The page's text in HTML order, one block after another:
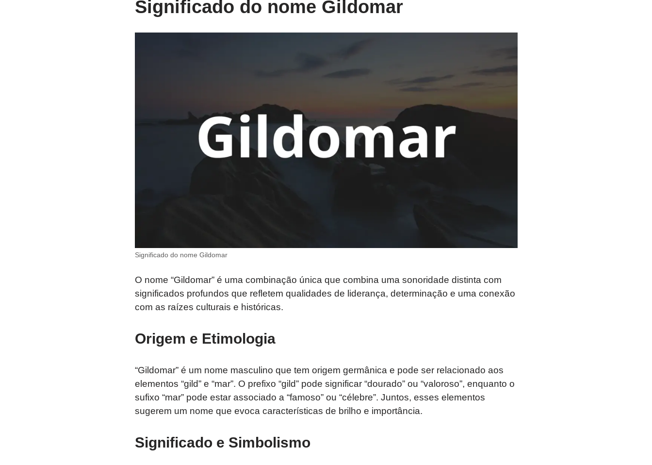
Significado do nome Gildomar
Significado do nome Gildomar
O nome “Gildomar” é uma combinação única que combina uma sonoridade distinta com
significados profundos que refletem qualidades de liderança, determinação e uma conexão
com as raízes culturais e históricas.
Origem e Etimologia
“Gildomar” é um nome masculino que tem origem germânica e pode ser relacionado aos
elementos “gild” e “mar”. O prefixo “gild” pode significar “dourado” ou “valoroso”, enquanto o
sufixo “mar” pode estar associado a “famoso” ou “célebre”. Juntos, esses elementos
sugerem um nome que evoca características de brilho e importância.
Significado e Simbolismo